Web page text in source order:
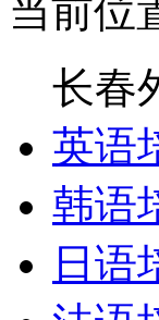
当前位
长春
英语
韩语
日语